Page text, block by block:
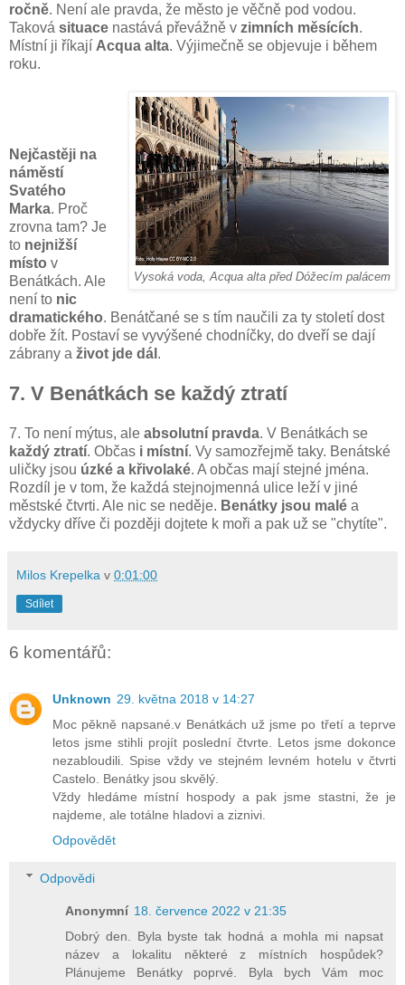
ročně. Není ale pravda, že město je věčně pod vodou.
Taková situace nastává převážně v zimních měsících.
Místní ji říkají Acqua alta. Výjimečně se objevuje i během
roku.
Vysoká voda, Acqua alta před Dóžecím palácem
Nejčastěji na
náměstí
Svatého
Marka. Proč
zrovna tam? Je
to nejnižší
místo v
Benátkách. Ale
není to nic
dramatického. Benátčané se s tím naučili za ty století dost
dobře žít. Postaví se vyvýšené chodníčky, do dveří se dají
zábrany a život jde dál .
7. V Benátkách se každý ztratí
7. To není mýtus, ale absolutní pravda. V Benátkách se
každý ztratí. Občas i místní. Vy samozřejmě taky. Benátské
uličky jsou úzké a křivolaké. A občas mají stejné jména.
Rozdíl je v tom, že každá stejnojmenná ulice leží v jiné
městské čtvrti. Ale nic se neděje. Benátky jsou malé a
vždycky dříve či později dojtete k moři a pak už se "chytíte".
Milos Krepelka v 0:01:00
Sdílet
6 komentářů:
Unknown 29. května 2018 v 14:27
Moc pěkně napsané.v Benátkách už jsme po třetí a teprve
letos jsme stihli projít poslední čtvrte. Letos jsme dokonce
nezabloudili. Spise vždy ve stejném levném hotelu v čtvrti
Castelo. Benátky jsou skvělý.
Vždy hledáme místní hospody a pak jsme stastni, že je
najdeme, ale totálne hladovi a ziznivi.
Odpovědět
Odpovědi
Anonymní 18. července 2022 v 21:35
Dobrý den. Byla byste tak hodná a mohla mi napsat
název a lokalitu některé z místních hospůdek?
Plánujeme Benátky poprvé. Byla bych Vám moc